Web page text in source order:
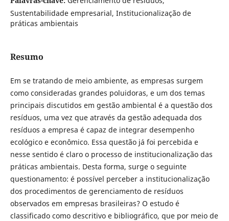
Sustentabilidade empresarial, Institucionalização de
práticas ambientais
Resumo
Em se tratando de meio ambiente, as empresas surgem
como consideradas grandes poluidoras, e um dos temas
principais discutidos em gestão ambiental é a questão dos
resíduos, uma vez que através da gestão adequada dos
resíduos a empresa é capaz de integrar desempenho
ecológico e econômico. Essa questão já foi percebida e
nesse sentido é claro o processo de institucionalização das
práticas ambientais. Desta forma, surge o seguinte
questionamento: é possível perceber a institucionalização
dos procedimentos de gerenciamento de resíduos
observados em empresas brasileiras? O estudo é
classificado como descritivo e bibliográfico, que por meio de